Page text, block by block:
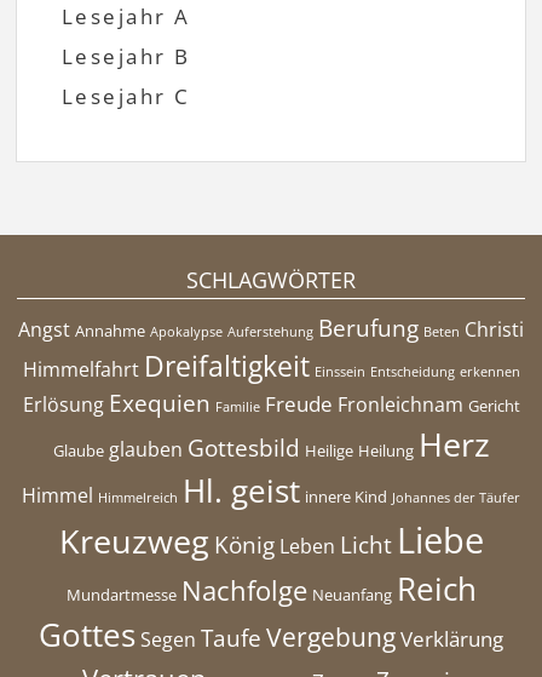
Lesejahr A
Lesejahr B
Lesejahr C
SCHLAGWÖRTER
Angst Annahme Apokalypse Auferstehung Berufung Beten Christi
Himmelfahrt Dreifaltigkeit Einssein Entscheidung erkennen
Erlösung Exequien Familie Freude Fronleichnam Gericht
Glaube glauben Gottesbild Heilige Heilung Herz
Himmel Himmelreich Hl. geist innere Kind Johannes der Täufer
Kreuzweg König Leben Licht Liebe
Mundartmesse Nachfolge Neuanfang Reich
Gottes Segen TaufeVergebungVerklärung